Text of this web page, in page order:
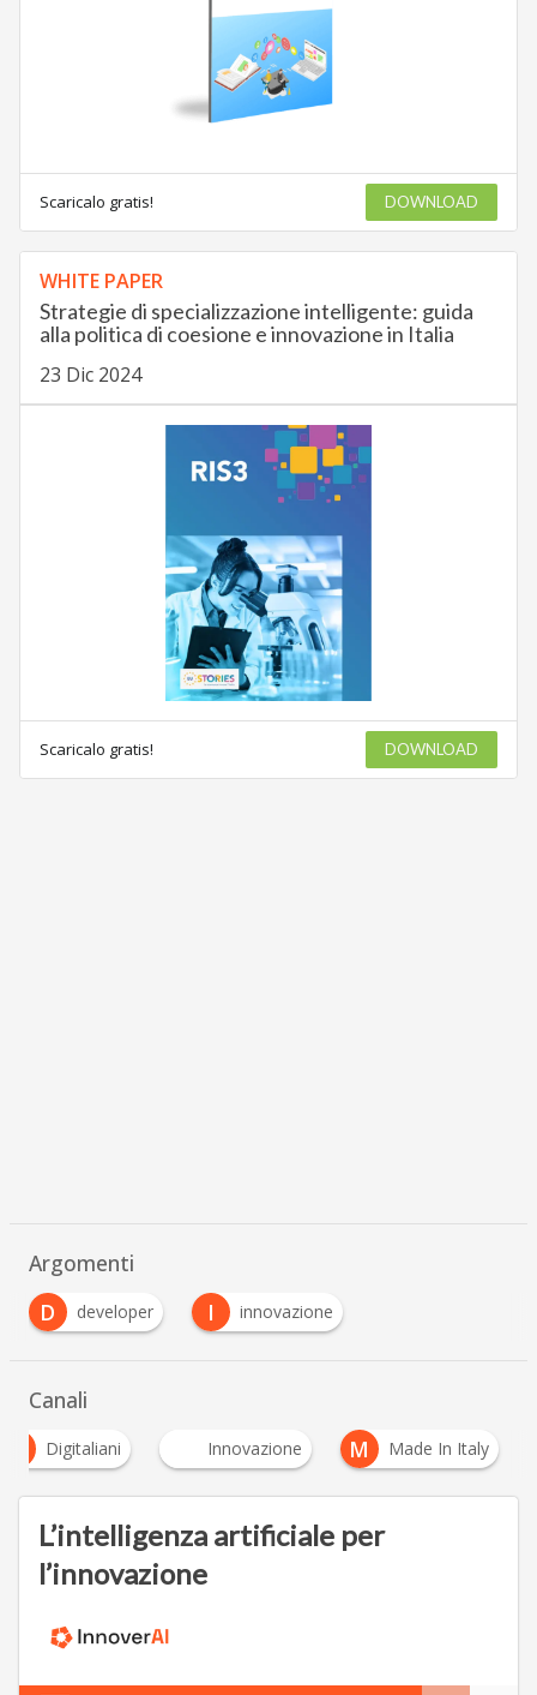
Scaricalo gratis! DOWNLOAD
WHITE PAPER
Strategie di specializzazione intelligente: guida
alla politica di coesione e innovazione in Italia
23 Dic 2024
Scaricalo gratis! DOWNLOAD
Argomenti
D
developer I innovazione
Canali
Digitaliani Innovazione M Made In Italy
L’intelligenza artificiale per
l’innovazione